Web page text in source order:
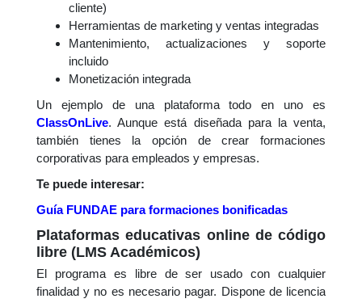
cliente)
Herramientas de marketing y ventas integradas
Mantenimiento, actualizaciones y soporte
incluido
Monetización integrada
Un ejemplo de una plataforma todo en uno es
ClassOnLive. Aunque está diseñada para la venta,
también tienes la opción de crear formaciones
corporativas para empleados y empresas.
Te puede interesar:
Guía FUNDAE para formaciones bonificadas
Plataformas educativas online de código
libre (LMS Académicos)
El programa es libre de ser usado con cualquier
finalidad y no es necesario pagar. Dispone de licencia